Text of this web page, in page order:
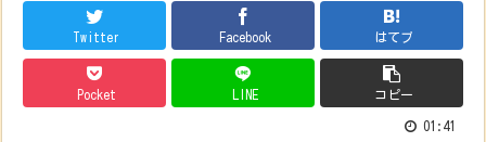
Twitter Facebook はてブ
Pocket LINE コピー
01:41